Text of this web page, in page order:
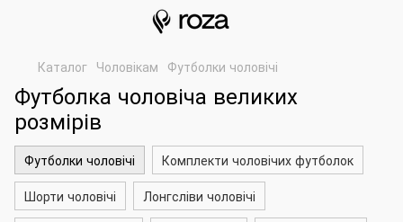
Каталог Чоловікам Футболки чоловічі
Футболка чоловіча великих
розмірів
Футболки чоловічі
Комплекти чоловічих футболок
Шорти чоловічі
Лонгсліви чоловічі